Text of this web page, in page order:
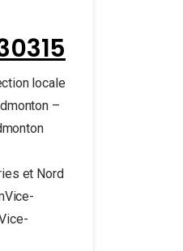
locale
–
et Nord